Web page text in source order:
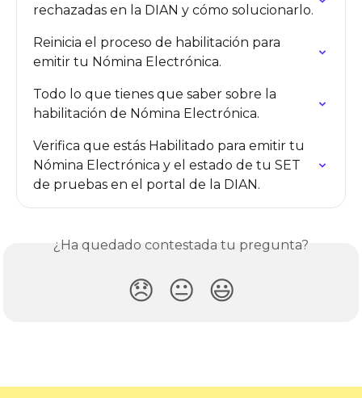
rechazadas en la DIAN y cómo solucionarlo.
Reinicia el proceso de habilitación para
emitir tu Nómina Electrónica.
Todo lo que tienes que saber sobre la
habilitación de Nómina Electrónica.
Verifica que estás Habilitado para emitir tu
Nómina Electrónica y el estado de tu SET
de pruebas en el portal de la DIAN.
¿Ha quedado contestada tu pregunta?
😞 😐 😃